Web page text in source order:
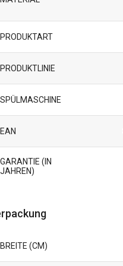
PRODUKTART
PRODUKTLINIE
SPÜLMASCHINE
EAN
GARANTIE (IN
JAHREN)
BREITE (CM)